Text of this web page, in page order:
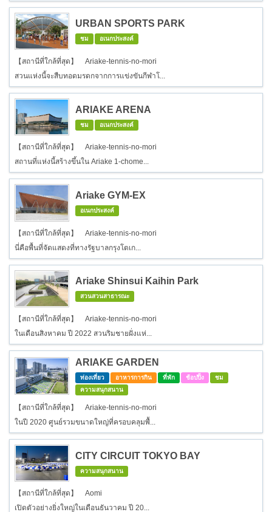
URBAN SPORTS PARK
ชม อเนกประสงค์
【สถานีที่ใกล้ที่สุด】 Ariake-tennis-no-mori
สวนแห่งนี้จะสืบทอดมรดกจากการแข่งขันกีฬาโ...
ARIAKE ARENA
ชม อเนกประสงค์
【สถานีที่ใกล้ที่สุด】 Ariake-tennis-no-mori
สถานที่แห่งนี้สร้างขึ้นใน Ariake 1-chome...
Ariake GYM-EX
อเนกประสงค์
【สถานีที่ใกล้ที่สุด】 Ariake-tennis-no-mori
นี่คือพื้นที่จัดแสดงที่ทางรัฐบาลกรุงโตเก...
Ariake Shinsui Kaihin Park
สวนสวนสาธารณะ
【สถานีที่ใกล้ที่สุด】 Ariake-tennis-no-mori
ในเดือนสิงหาคม ปี 2022 สวนริมชายฝั่งแห่...
ARIAKE GARDEN
ท่องเที่ยว อาหารการกิน ที่พัก ช้อปปิ้ง
ชม
ความสนุกสนาน
【สถานีที่ใกล้ที่สุด】 Ariake-tennis-no-mori
ในปี 2020 ศูนย์รวมขนาดใหญ่ที่ครอบคลุมพื้...
CITY CIRCUIT TOKYO BAY
ความสนุกสนาน
【สถานีที่ใกล้ที่สุด】 Aomi
เปิดตัวอย่างยิ่งใหญ่ในเดือนธันวาคม ปี 20...